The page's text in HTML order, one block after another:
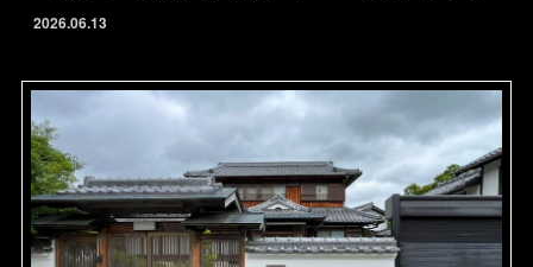
2026.06.13